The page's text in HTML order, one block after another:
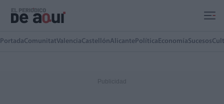
PortadaComunitatValenciaCastellónAlicante Política EconomíaSucesos